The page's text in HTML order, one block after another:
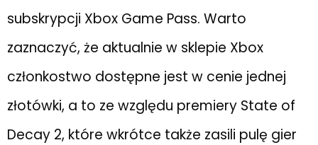
subskrypcji Xbox Game Pass. Warto
zaznaczyć, że aktualnie w sklepie Xbox
członkostwo dostępne jest w cenie jednej
złotówki, a to ze względu premiery State of
Decay 2, które wkrótce także zasili pulę gier